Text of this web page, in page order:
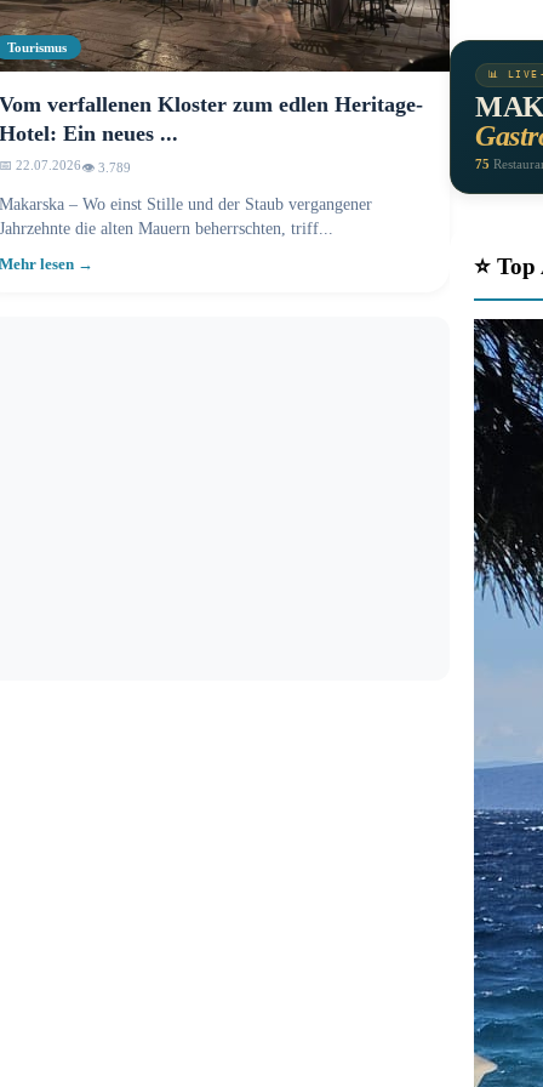
Tourismus
Vom verfallenen Kloster zum edlen Heritage-
Hotel: Ein neues ...
📅 22.07.2026👁️ 3.789
Makarska – Wo einst Stille und der Staub vergangener
Jahrzehnte die alten Mauern beherrschten, triff...
Mehr lesen →
📊
75
⭐